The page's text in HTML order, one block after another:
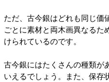
ただ、古今銀はどれも同じ価
ごとに素材と両木画異なるた
けられているのです。
古今銀にはたくさんの種類が
いえるでしょう。また、保存